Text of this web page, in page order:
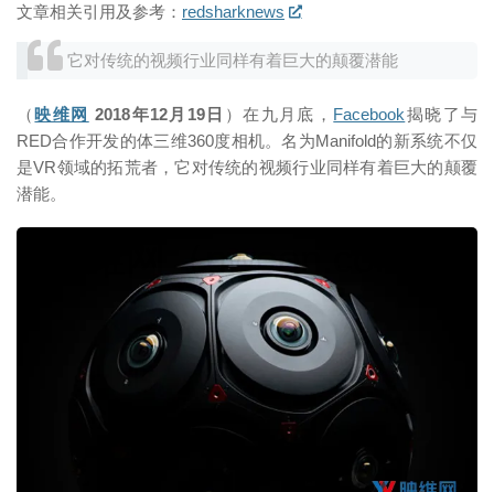
文章相关引用及参考： redsharknews
它对传统的视频行业同样有着巨大的颠覆潜能
（ 映维网 2018年12月19日 ）在九月底， Facebook揭晓了与
RED合作开发的体三维360度相机。名为Manifold的新系统不仅
是VR领域的拓荒者，它对传统的视频行业同样有着巨大的颠覆
潜能。
映维网（nweon.com）